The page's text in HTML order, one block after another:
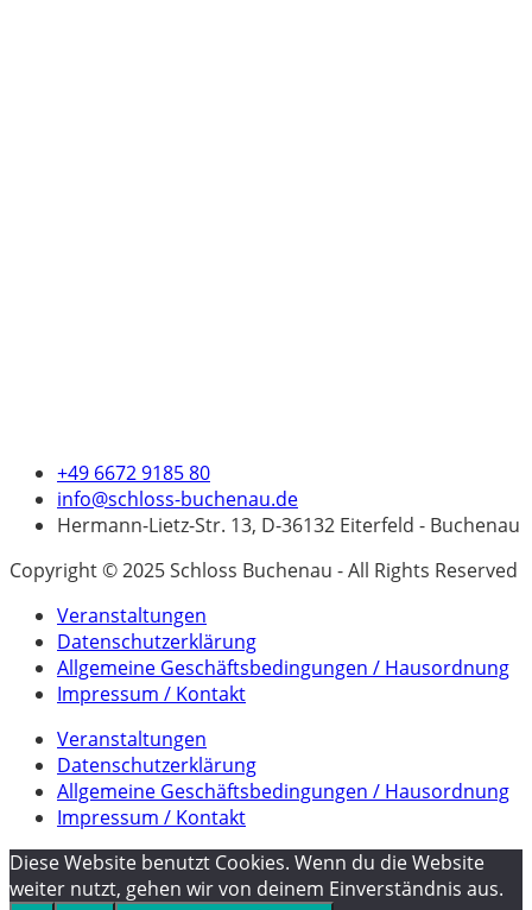
+49 6672 9185 80
info@schloss-buchenau.de
Hermann-Lietz-Str. 13, D-36132 Eiterfeld - Buchenau
Copyright © 2025 Schloss Buchenau - All Rights Reserved
Veranstaltungen
Datenschutzerklärung
Allgemeine Geschäftsbedingungen / Hausordnung
Impressum / Kontakt
Veranstaltungen
Datenschutzerklärung
Allgemeine Geschäftsbedingungen / Hausordnung
Impressum / Kontakt
Diese Website benutzt Cookies. Wenn du die Website
weiter nutzt, gehen wir von deinem Einverständnis aus.